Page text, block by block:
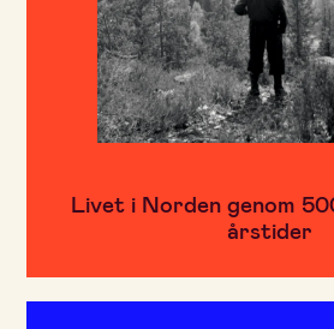
Livet i Norden genom 500 år och fyra
årstider